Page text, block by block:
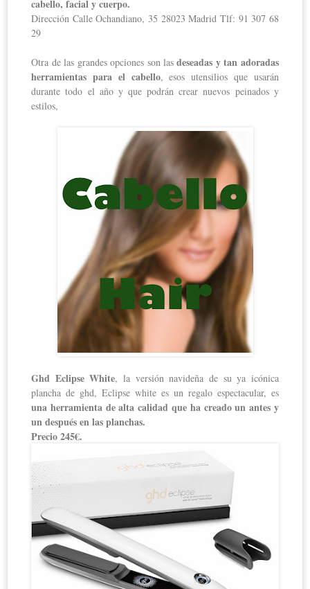
cabello, facial y cuerpo.
Dirección Calle Ochandiano, 35 28023 Madrid Tlf: 91 307 68
29
Otra de las grandes opciones son lasdeseadas y tan adoradas
herramientas para el cabello, esos utensilios que usarán
durante todo el año y que podrán crear nuevos peinados y
estilos,
Ghd Eclipse White, la versión navideña de su ya icónica
plancha de ghd, Eclipse white es un regalo espectacular, es
una herramienta de alta calidad que ha creado un antes y
un después en las planchas.
Precio 245€.